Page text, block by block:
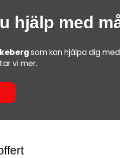
hjälp med
som kan hjälpa dig med
vi mer.